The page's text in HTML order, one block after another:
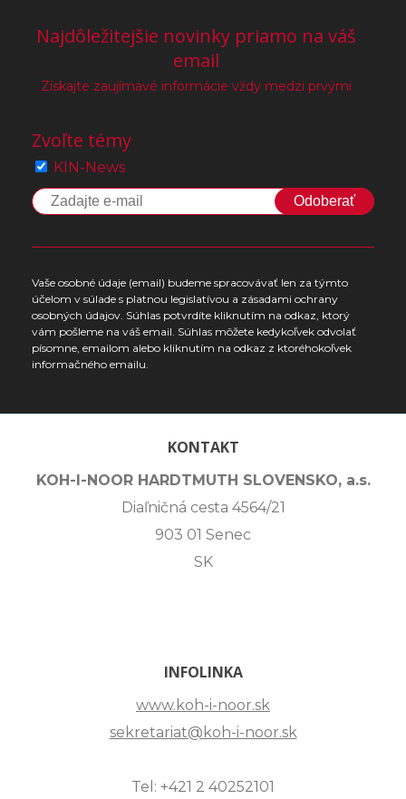
Najdôležitejšie novinky priamo na váš
email
Získajte zaujímavé informácie vždy medzi prvými
Zvoľte témy
KIN-News
Odoberať
Vaše osobné údaje (email) budeme spracovávať len za týmto
účelom v súlade s platnou legislatívou a zásadami ochrany
osobných údajov. Súhlas potvrdíte kliknutím na odkaz, ktorý
vám pošleme na váš email. Súhlas môžete kedykoľvek odvolať
písomne, emailom alebo kliknutím na odkaz z ktoréhokoľvek
informačného emailu.
KONTAKT
KOH-I-NOOR HARDTMUTH SLOVENSKO, a.s.
Diaľničná cesta 4564/21
903 01 Senec
SK
INFOLINKA
www.koh-i-noor.sk
sekretariat@koh-i-noor.sk
Tel: +421 2 40252101